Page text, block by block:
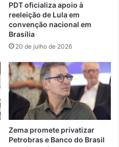
PDT oficializa apoio à
reeleição de Lula em
convenção nacional em
Brasília
20 de julho de 2026
Zema promete privatizar
Petrobras e Banco do Brasil